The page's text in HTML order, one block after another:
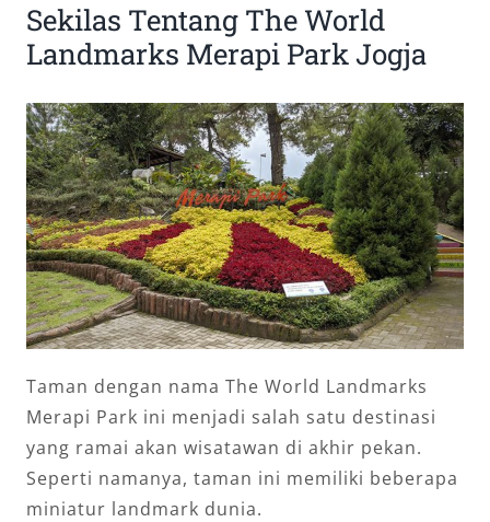
Sekilas Tentang The World
Landmarks Merapi Park Jogja
Taman dengan nama The World Landmarks
Merapi Park ini menjadi salah satu destinasi
yang ramai akan wisatawan di akhir pekan.
Seperti namanya, taman ini memiliki beberapa
miniatur landmark dunia.